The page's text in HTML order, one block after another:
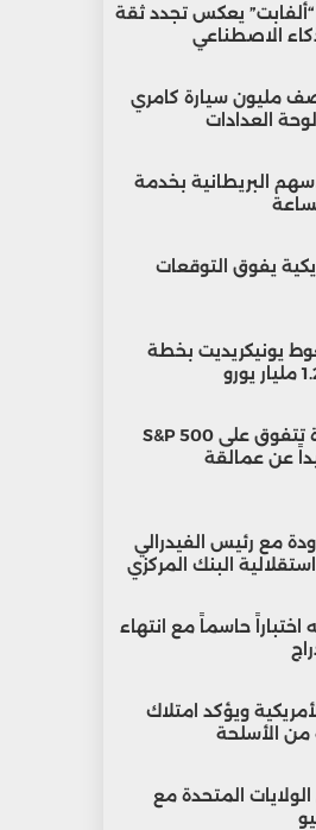
يعكس تجدد ثقة
الاصطناعي
مليون سيارة كامري
العدادات
البريطانية بخدمة
يفوق التوقعات
يونيكريديت بخطة
الأسهم الأمريكية الصغيرة تتفوق على S&P 500
عن عمالقة
مع رئيس الفيدرالي
البنك المركزي
حاسماً مع انتهاء
ويؤكد امتلاك
الأسلحة
المتحدة مع